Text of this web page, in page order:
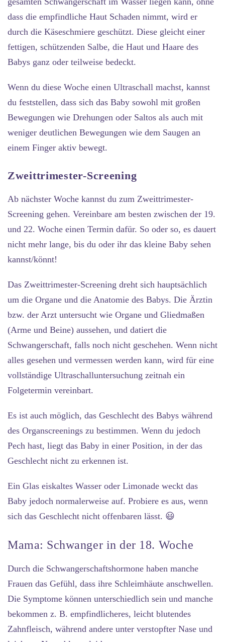
dass die empfindliche Haut Schaden nimmt, wird er
durch die Käseschmiere geschützt. Diese gleicht einer
fettigen, schützenden Salbe, die Haut und Haare des
Babys ganz oder teilweise bedeckt.
Wenn du diese Woche einen Ultraschall machst, kannst
du feststellen, dass sich das Baby sowohl mit großen
Bewegungen wie Drehungen oder Saltos als auch mit
weniger deutlichen Bewegungen wie dem Saugen an
einem Finger aktiv bewegt.
Zweittrimester-Screening
Ab nächster Woche kannst du zum Zweittrimester-
Screening gehen. Vereinbare am besten zwischen der 19.
und 22. Woche einen Termin dafür. So oder so, es dauert
nicht mehr lange, bis du oder ihr das kleine Baby sehen
kannst/könnt!
Das Zweittrimester-Screening dreht sich hauptsächlich
um die Organe und die Anatomie des Babys. Die Ärztin
bzw. der Arzt untersucht wie Organe und Gliedmaßen
(Arme und Beine) aussehen, und datiert die
Schwangerschaft, falls noch nicht geschehen. Wenn nicht
alles gesehen und vermessen werden kann, wird für eine
vollständige Ultraschalluntersuchung zeitnah ein
Folgetermin vereinbart.
Es ist auch möglich, das Geschlecht des Babys während
des Organscreenings zu bestimmen. Wenn du jedoch
Pech hast, liegt das Baby in einer Position, in der das
Geschlecht nicht zu erkennen ist.
Ein Glas eiskaltes Wasser oder Limonade weckt das
Baby jedoch normalerweise auf. Probiere es aus, wenn
sich das Geschlecht nicht offenbaren lässt. 😃
Mama: Schwanger in der 18. Woche
Durch die Schwangerschaftshormone haben manche
Frauen das Gefühl, dass ihre Schleimhäute anschwellen.
Die Symptome können unterschiedlich sein und manche
bekommen z. B. empfindlicheres, leicht blutendes
Zahnfleisch, während andere unter verstopfter Nase und